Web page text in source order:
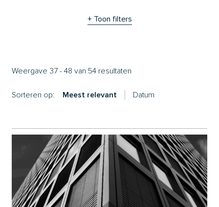
+ Toon filters
Weergave 37 - 48 van 54 resultaten
Sorteren op: Meest relevant Datum